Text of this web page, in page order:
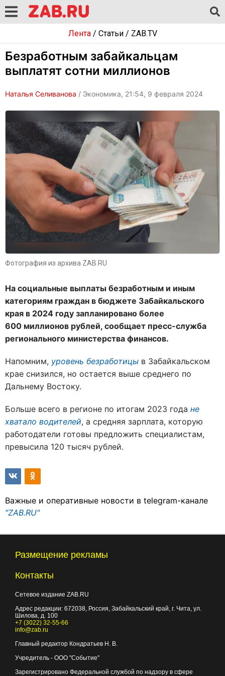
Лента/ Статьи/ ZAB.TV
Безработным забайкальцам
выплатят сотни миллионов
Наталья Селиванова / Экономика, 21:54, 9 февраля 2024
Фотография из архива ZAB.RU
На социальные выплаты безработным и иным
категориям граждан в бюджете Забайкальского
края в 2024 году запланировано более
600 миллионов рублей, сообщает пресс-служба
регионального министерства финансов.
Напомним, уровень безработицы в Забайкальском
крае снизился, но остается выше среднего по
Дальнему Востоку.
Больше всего в регионе по итогам 2023 года не
хватало водителей, а средняя зарплата, которую
работодатели готовы предложить специалистам,
превысила 120 тысяч рублей.
Важные и оперативные новости в telegram-канале
"ZAB.RU"
Размещение рекламы
Контакты
Сетевое издание ZAB.RU
Адрес редакции: 672038 , Россия, Забайкальский край, г. Чита ул.
Шилова, д. 100
+7 (3022) 32-55-66
info@zab.ru
Главный редактор Кондратьев Н. В.
Учредитель - ООО "Событие"
Зарегистрировано Федеральной службой по надзору в сфере